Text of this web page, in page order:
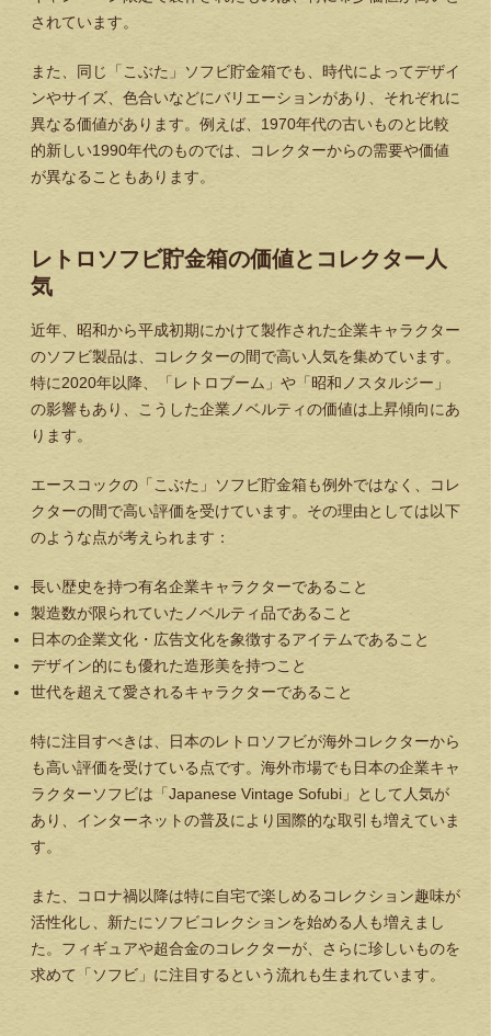
されています。
また、同じ「こぶた」ソフビ貯金箱でも、時代によってデザイ
ンやサイズ、色合いなどにバリエーションがあり、それぞれに
異なる価値があります。例えば、1970年代の古いものと比較
的新しい1990年代のものでは、コレクターからの需要や価値
が異なることもあります。
レトロソフビ貯金箱の価値とコレクター人
気
近年、昭和から平成初期にかけて製作された企業キャラクター
のソフビ製品は、コレクターの間で高い人気を集めています。
特に2020年以降、「レトロブーム」や「昭和ノスタルジー」
の影響もあり、こうした企業ノベルティの価値は上昇傾向にあ
ります。
エースコックの「こぶた」ソフビ貯金箱も例外ではなく、コレ
クターの間で高い評価を受けています。その理由としては以下
のような点が考えられます：
長い歴史を持つ有名企業キャラクターであること
製造数が限られていたノベルティ品であること
日本の企業文化・広告文化を象徴するアイテムであること
デザイン的にも優れた造形美を持つこと
世代を超えて愛されるキャラクターであること
特に注目すべきは、日本のレトロソフビが海外コレクターから
も高い評価を受けている点です。海外市場でも日本の企業キャ
ラクターソフビは「Japanese Vintage Sofubi」として人気が
あり、インターネットの普及により国際的な取引も増えていま
す。
また、コロナ禍以降は特に自宅で楽しめるコレクション趣味が
活性化し、新たにソフビコレクションを始める人も増えまし
た。フィギュアや超合金のコレクターが、さらに珍しいものを
求めて「ソフビ」に注目するという流れも生まれています。